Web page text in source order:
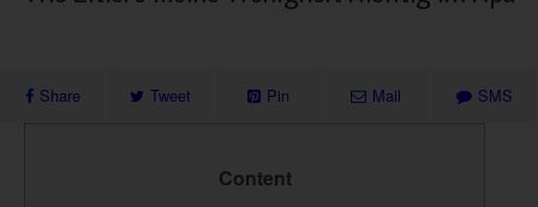
Share Tweet Pin Mail SMS
Content